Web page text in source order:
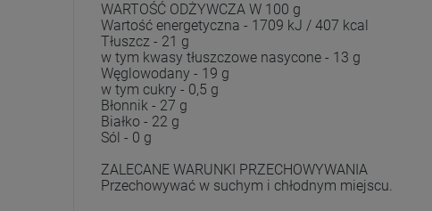
WARTOŚĆ ODŻYWCZA W 100 g
Wartość energetyczna - 1709 kJ / 407 kcal
Tłuszcz - 21 g
w tym kwasy tłuszczowe nasycone - 13 g
Węglowodany - 19 g
w tym cukry - 0,5 g
Błonnik - 27 g
Białko - 22 g
Sól - 0 g
ZALECANE WARUNKI PRZECHOWYWANIA
Przechowywać w suchym i chłodnym miejscu.